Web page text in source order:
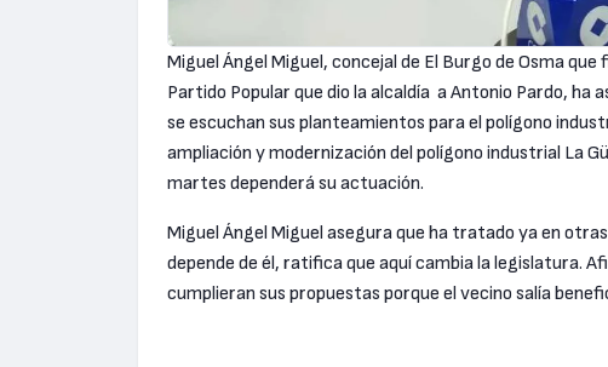
Miguel Ángel Miguel, concejal de El Burgo de Osma
Partido Popular que dio la alcaldía a Antonio Pardo, ha
se escuchan sus planteamientos para el polígono
ampliación y modernización del polígono industrial La
martes dependerá su actuación.
Miguel Ángel Miguel asegura que ha tratado ya en
depende de él, ratifica que aquí cambia la legislatura.
cumplieran sus propuestas porque el vecino salía